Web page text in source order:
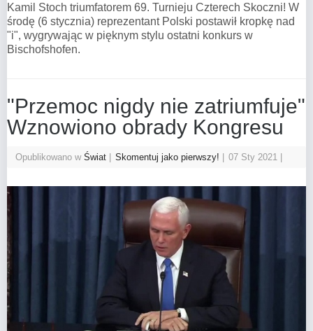
Kamil Stoch triumfatorem 69. Turnieju Czterech Skoczni! W
środę (6 stycznia) reprezentant Polski postawił kropkę nad
"i", wygrywając w pięknym stylu ostatni konkurs w
Bischofshofen.
"Przemoc nigdy nie zatriumfuje"
Wznowiono obrady Kongresu
Opublikowano w Świat Skomentuj jako pierwszy! 07 Sty 2021